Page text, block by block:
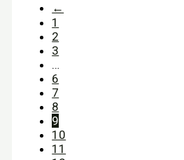
←
1
2
3
…
6
7
8
9
10
11